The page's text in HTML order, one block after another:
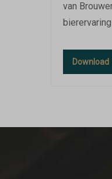
van
Download